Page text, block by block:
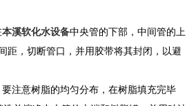
本溪软化水设备中央管的下部，中间管的上
距，切断管口，并用胶带将其封闭，以避
注意树脂的均匀分布，在树脂填充完毕